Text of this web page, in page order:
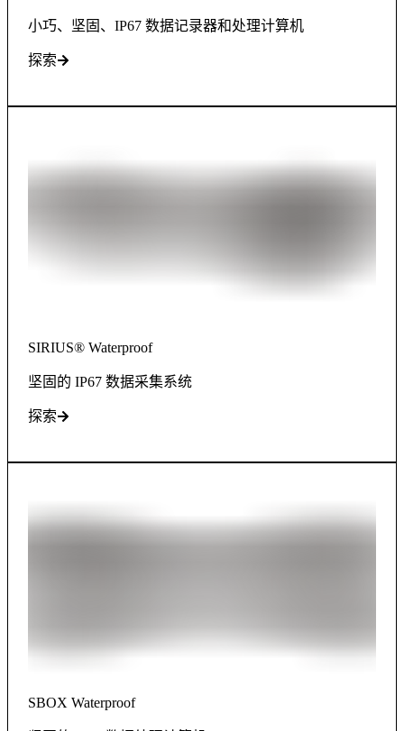
小巧、坚固、IP67 数据记录器和处理计算机
探索
SIRIUS® Waterproof
坚固的 IP67 数据采集系统
探索
SBOX Waterproof